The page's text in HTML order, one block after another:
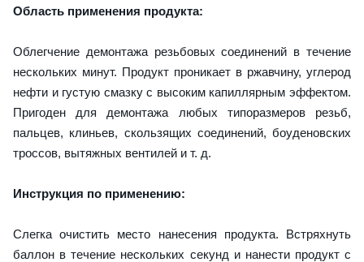
Область применения продукта:
Облегчение демонтажа резьбовых соединений в течение
нескольких минут. Продукт проникает в ржавчину, углерод
нефти и густую смазку с высоким капиллярным эффектом.
Пригоден для демонтажа любых типоразмеров резьб,
пальцев, клиньев, скользящих соединений, боуденовских
троссов, вытяжных вентилей и т. д.
Инструкция по применению:
Слегка очистить место нанесения продукта. Встряхнуть
баллон в течение нескольких секунд и нанести продукт с